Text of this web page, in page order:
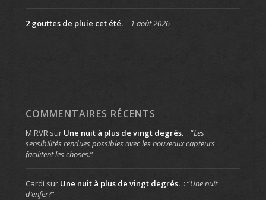
2 gouttes de pluie cet été. 1 août 2026
COMMENTAIRES RÉCENTS
M.RVRsur Une nuit à plus de vingt degrés. : “Les
sensibilités rendues possibles avec les nouveaux capteurs
facilitent les choses.”
Cardi sur Une nuit à plus de vingt degrés. : “Une nuit
d’enfer?”